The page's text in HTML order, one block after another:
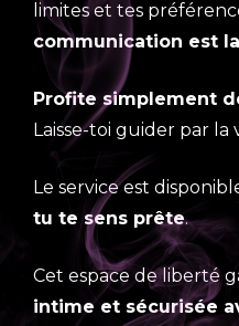
limites et tes
communication est
Profite simplement
Laisse-toi guider par
Le service est
tu te sens prête.
Cet espace de liberté
intime et sécurisée